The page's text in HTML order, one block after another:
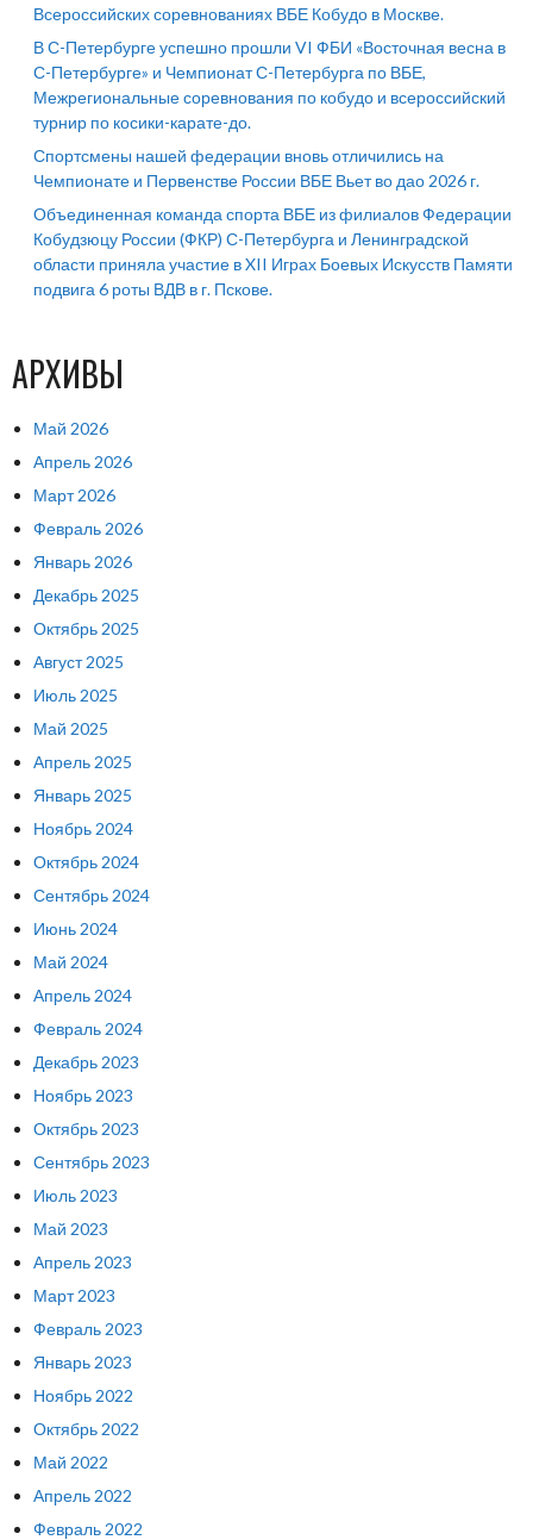
Всероссийских соревнованиях ВБЕ Кобудо в Москве.
В С-Петербурге успешно прошли VI ФБИ «Восточная весна в
С-Петербурге» и Чемпионат С-Петербурга по ВБЕ,
Межрегиональные соревнования по кобудо и всероссийский
турнир по косики-карате-до.
Спортсмены нашей федерации вновь отличились на
Чемпионате и Первенстве России ВБЕ Вьет во дао 2026 г.
Объединенная команда спорта ВБЕ из филиалов Федерации
Кобудзюцу России (ФКР) С-Петербурга и Ленинградской
области приняла участие в XII Играх Боевых Искусств Памяти
подвига 6 роты ВДВ в г. Пскове.
АРХИВЫ
Май 2026
Апрель 2026
Март 2026
Февраль 2026
Январь 2026
Декабрь 2025
Октябрь 2025
Август 2025
Июль 2025
Май 2025
Апрель 2025
Январь 2025
Ноябрь 2024
Октябрь 2024
Сентябрь 2024
Июнь 2024
Май 2024
Апрель 2024
Февраль 2024
Декабрь 2023
Ноябрь 2023
Октябрь 2023
Сентябрь 2023
Июль 2023
Май 2023
Апрель 2023
Март 2023
Февраль 2023
Январь 2023
Ноябрь 2022
Октябрь 2022
Май 2022
Апрель 2022
Февраль 2022